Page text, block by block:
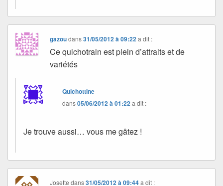
gazoudans31/05/2012 à 09:22 a dit :
Ce quichotrain est plein d’attraits et de
variétés
Quichottine
dans05/06/2012 à 01:22a dit :
Je trouve aussi… vous me gâtez !
Josette dans31/05/2012 à 09:44 a dit :